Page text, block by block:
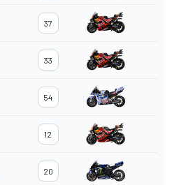
37
33
54
12
20